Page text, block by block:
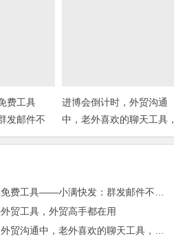
费工具
发邮件不
进博会倒计时，外贸沟通
中，老外喜欢的聊天工具，
你知道几种？
外贸邮件营销的免费工具——小满快发：群发邮件不担心IP被封
贸工具，外贸高手都在用
进博会倒计时，外贸沟通中，老外喜欢的聊天工具，你知道几种？